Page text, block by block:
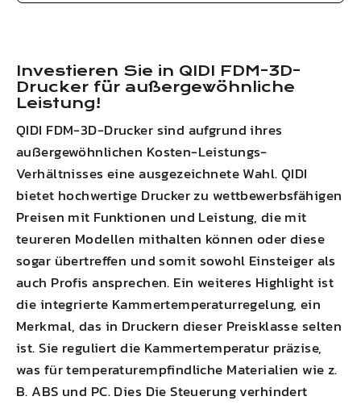
Investieren Sie in QIDI FDM-3D-
Drucker für außergewöhnliche
Leistung!
QIDI FDM-3D-Drucker sind aufgrund ihres
außergewöhnlichen Kosten-Leistungs-
Verhältnisses eine ausgezeichnete Wahl.QIDI
bietet hochwertige Drucker zu wettbewerbsfähigen
Preisen mit Funktionen und Leistung, die mit
teureren Modellen mithalten können oder diese
sogar übertreffen und somit sowohl Einsteiger als
auch Profis ansprechen. Ein weiteres Highlight ist
die integrierte Kammertemperaturregelung, ein
Merkmal, das in Druckern dieser Preisklasse selten
ist. Sie reguliert die Kammertemperatur präzise, ​​
was für temperaturempfindliche Materialien wie z.
B. ABS und PC. Dies Die Steuerung verhindert